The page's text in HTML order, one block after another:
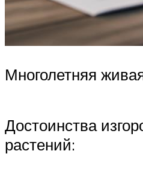
Многолетняя
Достоинства
растений: